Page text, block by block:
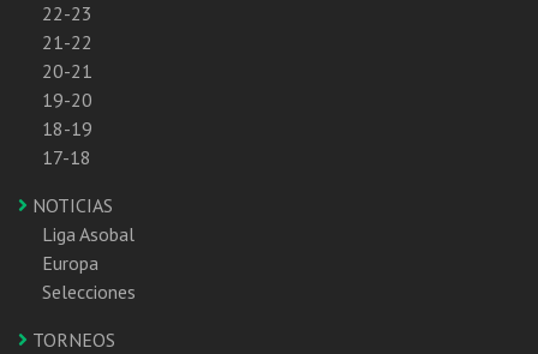
22-23
21-22
20-21
19-20
18-19
17-18
NOTICIAS
Liga Asobal
Europa
Selecciones
TORNEOS